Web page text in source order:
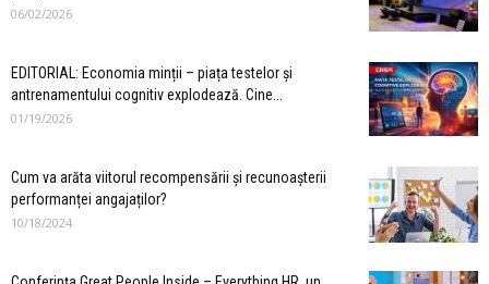
06/02/2026
EDITORIAL: Economia minții – piața testelor și
antrenamentului cognitiv explodează. Cine...
01/19/2026
Cum va arăta viitorul recompensării și recunoașterii
performanței angajaților?
10/18/2024